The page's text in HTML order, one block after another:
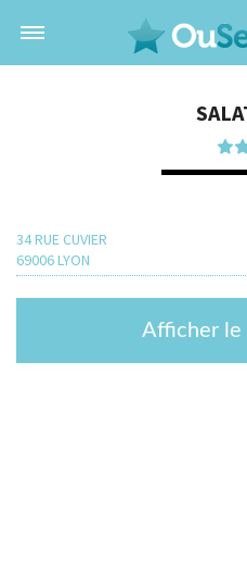
34 RUE CUVIER
69006 LYON
Afficher le